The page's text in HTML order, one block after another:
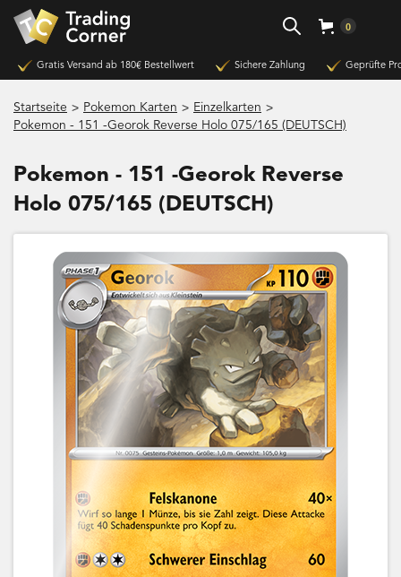
0
Gratis Versand ab 180€ Bestellwert Sichere Zahlung Geprüfte
Startseite > Pokemon Karten > Einzelkarten >
Pokemon - 151 -Georok Reverse Holo 075/165 (DEUTSCH)
Pokemon - 151 -Georok Reverse
Holo 075/165 (DEUTSCH)